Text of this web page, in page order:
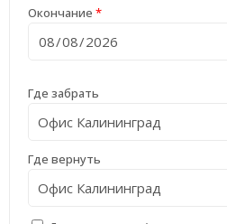
Окончание *
Где забрать
Где вернуть